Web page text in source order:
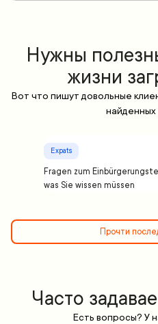
Нужны
жизни
Вот что пишут довольные
найденных
Expats
Fragen zum
was Sie wissen müssen
Прочти
Часто
Есть вопросы? У